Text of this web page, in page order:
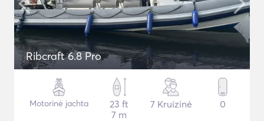
Ribcraft 6.8 Pro
Motorinė jachta
23 ft
7 m
7 Kruizinė 0